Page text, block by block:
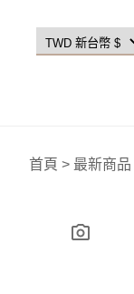
首頁 > 最新商品